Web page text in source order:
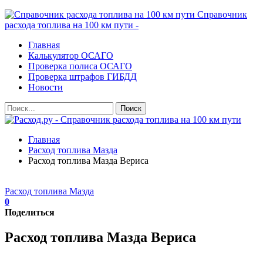
Справочник
расхода топлива на 100 км пути -
Главная
Калькулятор ОСАГО
Проверка полиса ОСАГО
Проверка штрафов ГИБДД
Новости
Главная
Расход топлива Мазда
Расход топлива Мазда Вериса
Расход топлива Мазда
0
Поделиться
Расход топлива Мазда Вериса